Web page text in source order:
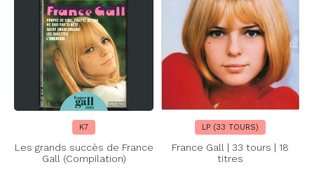
K7
Les grands succès de France
Gall (Compilation)
LP (33 TOURS)
France Gall | 33 tours | 18
titres